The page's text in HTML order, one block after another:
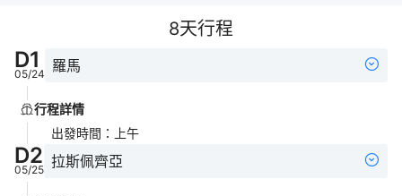
8天行程
D1
05/24 羅馬
行程詳情
出發時間 ： 上午
D2
05/25 拉斯佩齊亞